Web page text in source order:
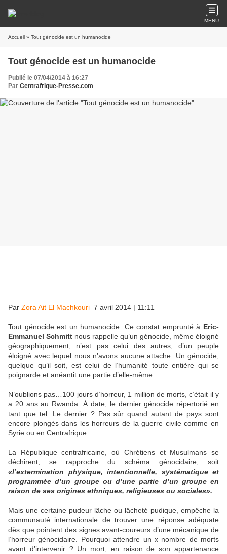
MENU
Accueil » Tout génocide est un humanocide
Tout génocide est un humanocide
Publié le 07/04/2014 à 16:27
Par Centrafrique-Presse.com
Par Zora Ait El Machkouri 7 avril 2014 | 11:11
Tout génocide est un humanocide. Ce constat emprunté à Eric-
Emmanuel Schmitt nous rappelle qu’un génocide, même éloigné
géographiquement, n’est pas celui des autres, d’un peuple
éloigné avec lequel nous n’avons aucune attache. Un génocide,
quelque qu’il soit, est celui de l’humanité toute entière qui se
poignarde et anéantit une partie d’elle-même.
N’oublions pas…100 jours d’horreur, 1 million de morts, c’était il y
a 20 ans au Rwanda. À date, le dernier génocide répertorié en
tant que tel. Le dernier ? Pas sûr quand autant de pays sont
encore plongés dans les horreurs de la guerre civile comme en
Syrie ou en Centrafrique.
La République centrafricaine, où Chrétiens et Musulmans se
déchirent, se rapproche du schéma génocidaire, soit
«l’extermination physique, intentionnelle, systématique et
programmée d’un groupe ou d’une partie d’un groupe en
raison de ses origines ethniques, religieuses ou sociales».
Mais une certaine pudeur lâche ou lâcheté pudique, empêche la
communauté internationale de trouver une réponse adéquate
dès que pointent des signes avant-coureurs d’une mécanique de
l’horreur génocidaire. Pourquoi attendre un x nombre de morts
avant d’intervenir ? Un mort, en raison de son appartenance